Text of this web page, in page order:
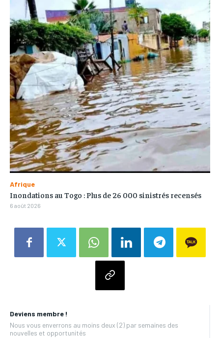
Deviens membre !
Nous vous enverrons au moins deux (2) par semaines des
nouvelles et opportunités
Afrique
Inondations au Togo : Plus de 26 000 sinistrés recensés
6 août 2026